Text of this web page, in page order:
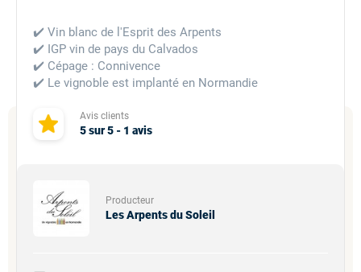
Avis clients
5sur5 - 1 avis
✔️ Vin blanc de l'Esprit des Arpents
✔️ IGP vin de pays du Calvados
✔️ Cépage : Connivence
✔️ Le vignoble est implanté en Normandie
Producteur
Les Arpents du Soleil